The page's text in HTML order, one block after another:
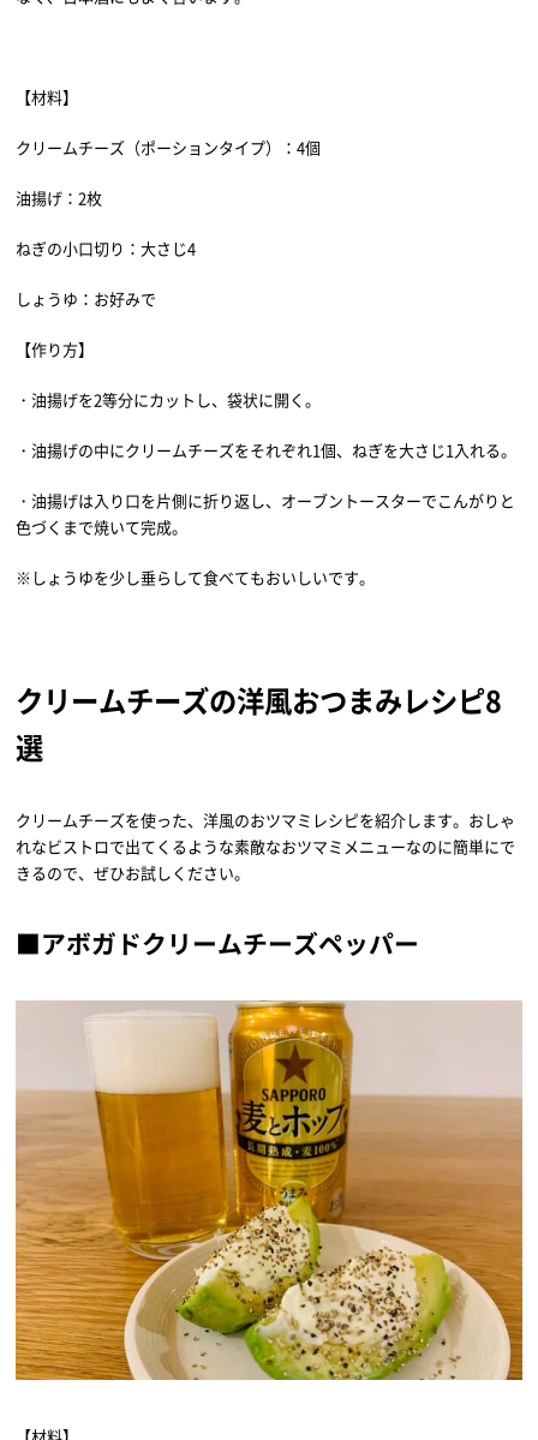
【材料】
クリームチーズ（ポーションタイプ）：4個
油揚げ：2枚
ねぎの小口切り：大さじ4
しょうゆ：お好みで
【作り方】
・油揚げを2等分にカットし、袋状に開く。
・油揚げの中にクリームチーズをそれぞれ1個、ねぎを大さじ1入れる。
・油揚げは入り口を片側に折り返し、オーブントースターでこんがりと
色づくまで焼いて完成。
※しょうゆを少し垂らして食べてもおいしいです。
クリームチーズの洋風おつまみレシピ8
選
クリームチーズを使った、洋風のおツマミレシピを紹介します。おしゃ
れなビストロで出てくるような素敵なおツマミメニューなのに簡単にで
きるので、ぜひお試しください。
■アボガドクリームチーズペッパー